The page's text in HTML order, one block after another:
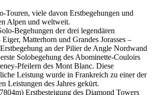
Touren, viele davon Erstbegehungen und
Alpen und weltweit.
Begehungen der drei legendären
Matterhorn und Grandes Jorasses –
an der Pilier de Angle Nordwand
Solobegehung des Abominette-Couloirs
Pfeilern des Mont Blanc. Diese
Leistung wurde in Frankreich zu einer der
Leistungen des Jahres gekürt.
Erstbesteigung des Diamond Towers